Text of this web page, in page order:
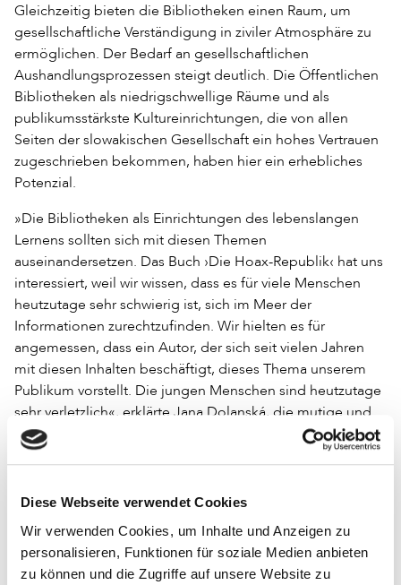
Diese Webseite verwendet Cookies
Wir verwenden Cookies, um Inhalte und Anzeigen zu
personalisieren, Funktionen für soziale Medien anbieten
zu können und die Zugriffe auf unsere Website zu
Gleichzeitig bieten die Bibliotheken einen Raum, um
gesellschaftliche Verständigung in ziviler Atmosphäre zu
ermöglichen. Der Bedarf an gesellschaftlichen
Aushandlungsprozessen steigt deutlich. Die Öffentlichen
Bibliotheken als niedrigschwellige Räume und als
publikumsstärkste Kultureinrichtungen, die von allen
Seiten der slowakischen Gesellschaft ein hohes Vertrauen
zugeschrieben bekommen, haben hier ein erhebliches
Potenzial.
»Die Bibliotheken als Einrichtungen des lebenslangen
Lernens sollten sich mit diesen Themen
auseinandersetzen. Das Buch ›Die Hoax-Republik‹ hat uns
interessiert, weil wir wissen, dass es für viele Menschen
heutzutage sehr schwierig ist, sich im Meer der
Informationen zurechtzufinden. Wir hielten es für
angemessen, dass ein Autor, der sich seit vielen Jahren
mit diesen Inhalten beschäftigt, dieses Thema unserem
Publikum vorstellt. Die jungen Menschen sind heutzutage
sehr verletzlich«, erklärte Jana Dolanská, die mutige und
engagierte Direktorin der Bibliothek in Levoča.
Noch im März 2023 verlief der »Monat der slowakischen
News: »Wir wollen die Bibliotheken als einen Ort
präsentieren, an dem qualitativ hochwertige
Informationen garantiert sind. Infolge der Pandemie gibt
es viele Websites und Portale, auf denen ungeprüfte